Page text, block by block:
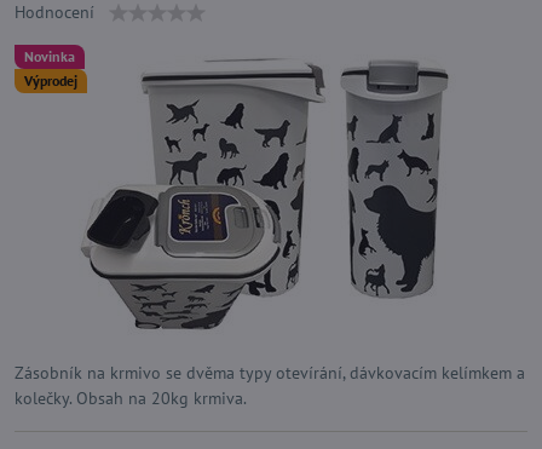
Novinka
Výprodej
Hodnocení
Zásobník na krmivo se dvěma typy otevírání, dávkovacím kelímkem a
kolečky. Obsah na 20kg krmiva.